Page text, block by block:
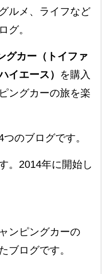
ルメ、ライフなど
グ。
グカー（トイファ
イエース） を購入
ングカーの旅を楽
のブログです。
。2014年に開始し
ンピングカーの
ブログです。